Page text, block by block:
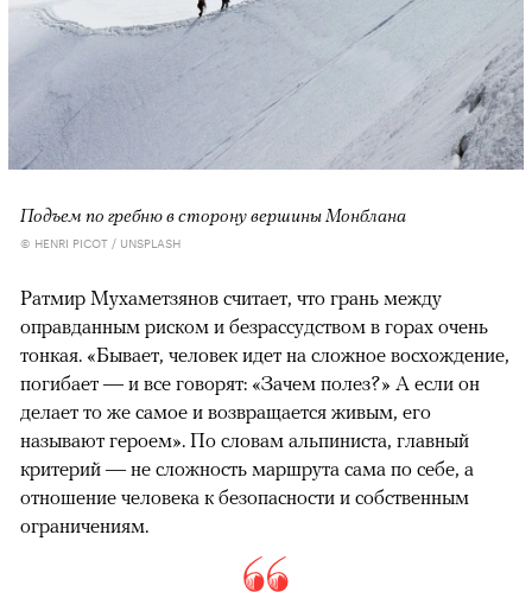
Подъем по гребню в сторону вершины Монблана
© HENRI PICOT / UNSPLASH
Ратмир Мухаметзянов считает, что грань между
оправданным риском и безрассудством в горах очень
тонкая. «Бывает, человек идет на сложное восхождение,
погибает — и все говорят: «Зачем полез?» А если он
делает то же самое и возвращается живым, его
называют героем». По словам альпиниста, главный
критерий — не сложность маршрута сама по себе, а
отношение человека к безопасности и собственным
ограничениям.